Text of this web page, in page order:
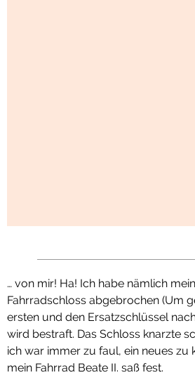
… von mir! Ha! Ich habe nämlich
Fahrradschloss abgebrochen (Um
ersten und den Ersatzschlüssel
wird bestraft. Das Schloss knarzte
ich war immer zu faul, ein neues zu
mein Fahrrad Beate II. saß fest.